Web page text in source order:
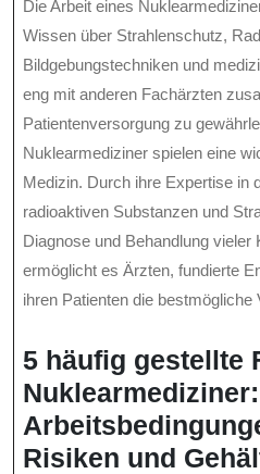
Die Arbeit eines
Wissen über Strahlenschutz,
Bildgebungstechniken und
eng mit anderen Fachärzten
Patientenversorgung zu
Nuklearmediziner spielen eine
Medizin. Durch ihre Expertise in
radioaktiven Substanzen und
Diagnose und Behandlung vieler
ermöglicht es Ärzten, fundierte
ihren Patienten die bestmögliche
5 häufig gestellte
Risiken und